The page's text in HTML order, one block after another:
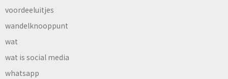
voordeeluitjes
wandelknooppunt
wat
wat is social media
whatsapp